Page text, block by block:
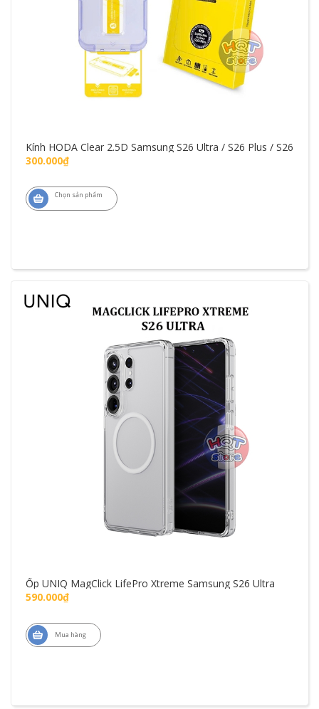
Kính HODA Clear 2.5D Samsung S26 Ultra / S26 Plus / S26
300.000₫
Chọn sản phẩm
Ốp UNIQ MagClick LifePro Xtreme Samsung S26 Ultra
590.000₫
Mua hàng